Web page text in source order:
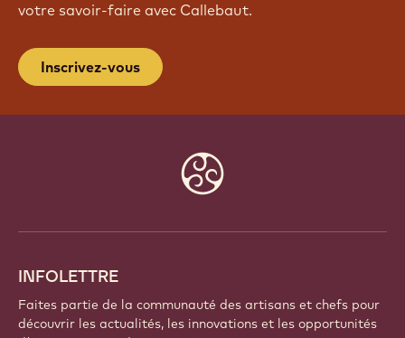
votre savoir-faire avec Callebaut.
Inscrivez-vous
INFOLETTRE
Faites partie de la communauté des artisans et chefs pour
découvrir les actualités, les innovations et les opportunités